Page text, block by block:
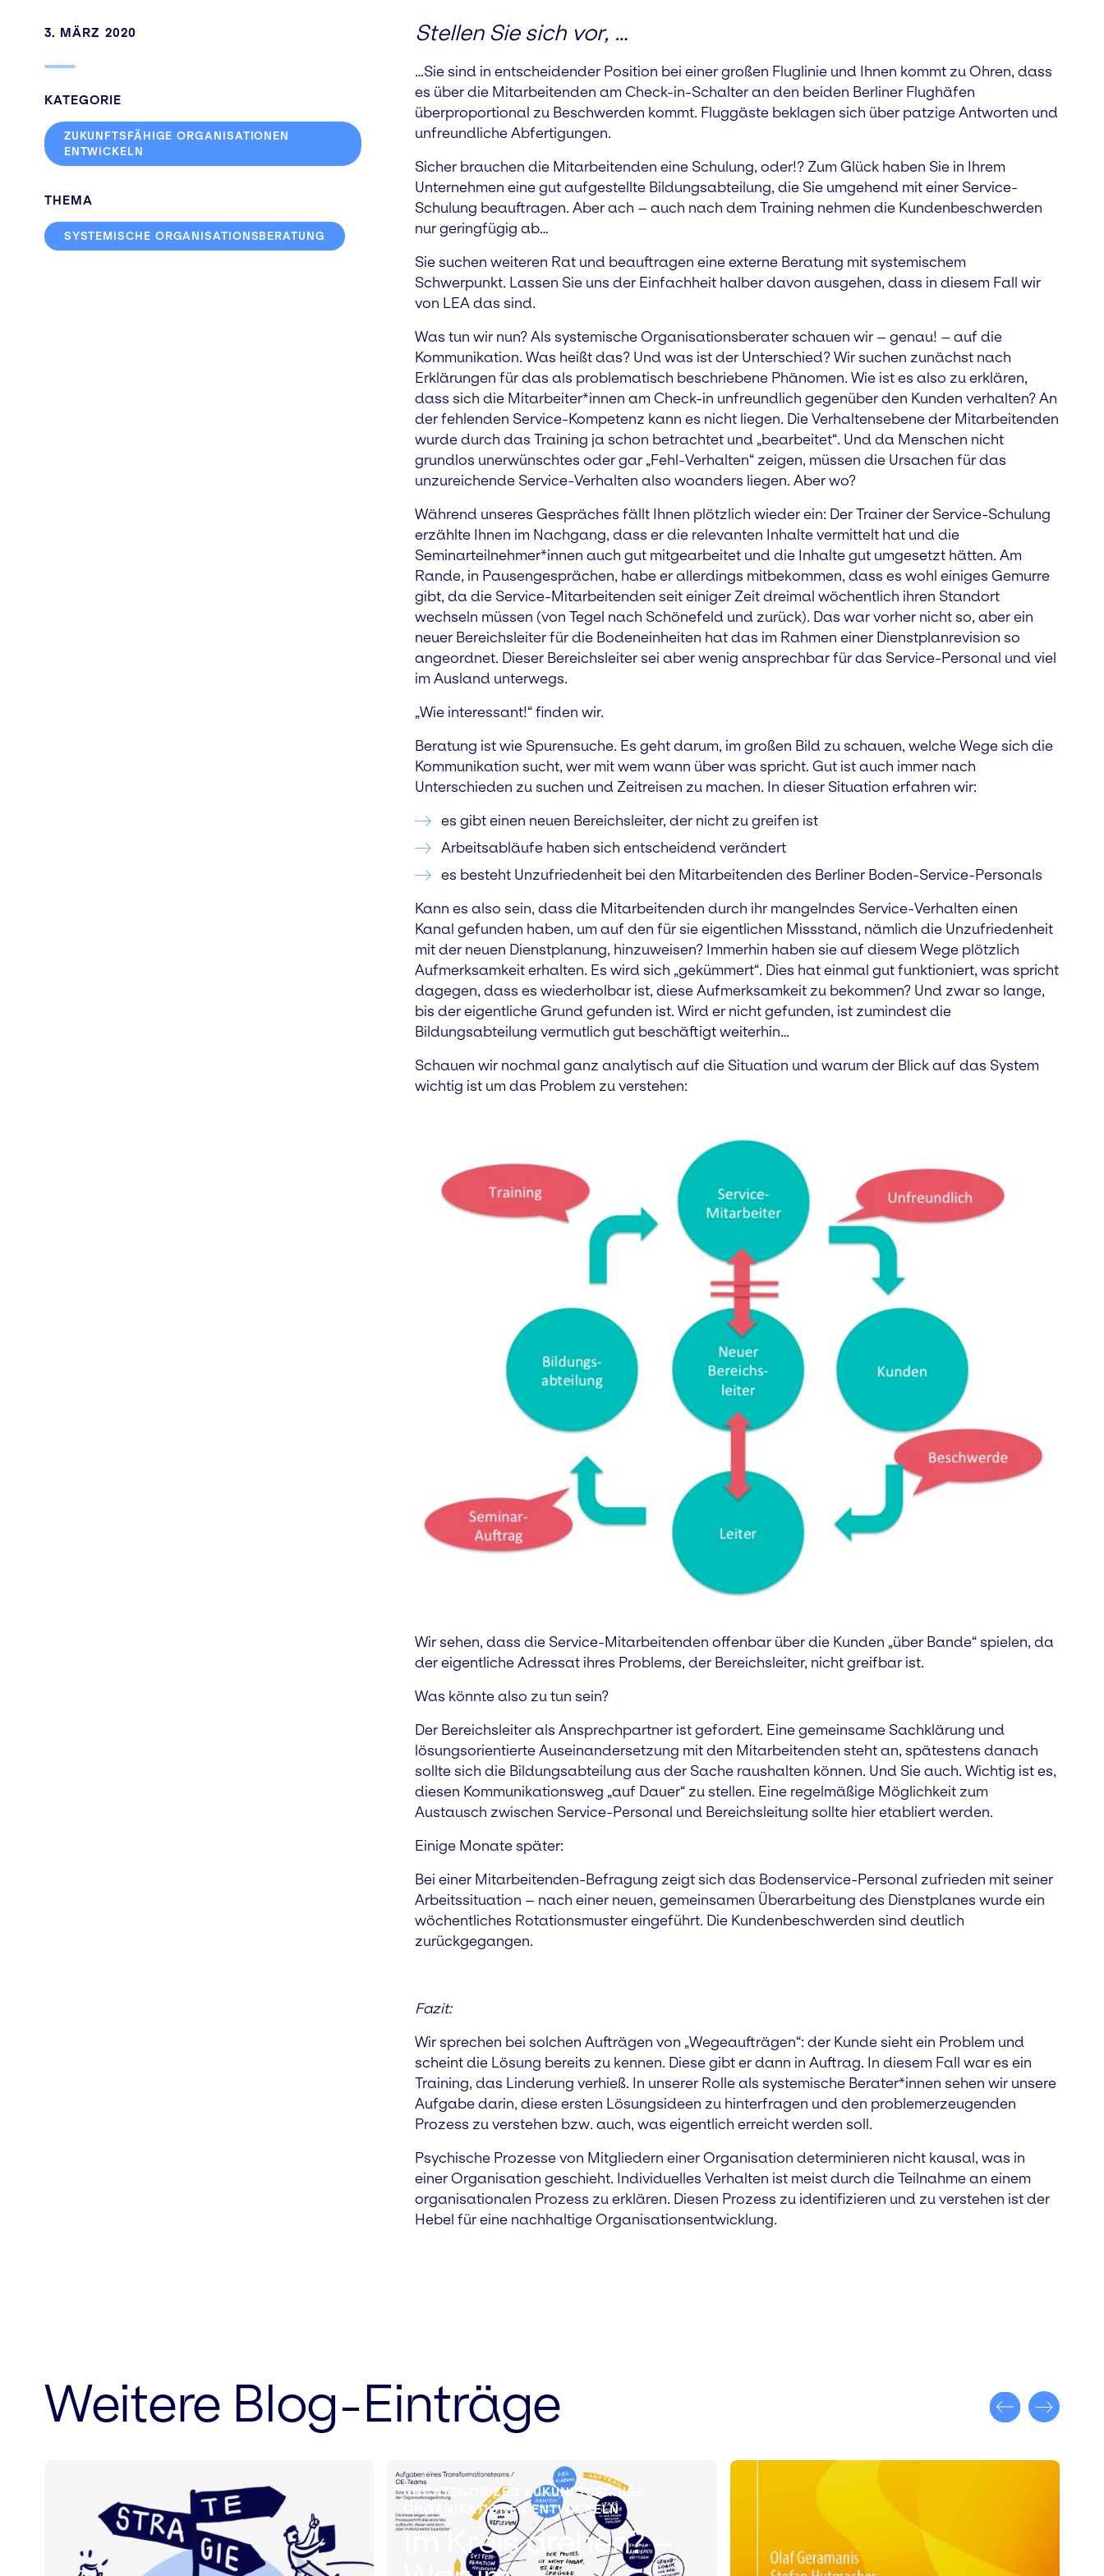
3. MÄRZ 2020
KATEGORIE
ZUKUNFTSFÄHIGE ORGANISATIONEN
ENTWICKELN
THEMA
SYSTEMISCHE ORGANISATIONSBERATUNG
Stellen Sie sich vor, …
…Sie sind in entscheidender Position bei einer großen Fluglinie und Ihnen kommt zu Ohren, dass
es über die Mitarbeitenden am Check-in-Schalter an den beiden Berliner Flughäfen
überproportional zu Beschwerden kommt. Fluggäste beklagen sich über patzige Antworten und
unfreundliche Abfertigungen.
Sicher brauchen die Mitarbeitenden eine Schulung, oder!? Zum Glück haben Sie in Ihrem
Unternehmen eine gut aufgestellte Bildungsabteilung, die Sie umgehend mit einer Service-
Schulung beauftragen. Aber ach – auch nach dem Training nehmen die Kundenbeschwerden
nur geringfügig ab…
Sie suchen weiteren Rat und beauftragen eine externe Beratung mit systemischem
Schwerpunkt. Lassen Sie uns der Einfachheit halber davon ausgehen, dass in diesem Fall wir
von LEA das sind.
Was tun wir nun? Als systemische Organisationsberater schauen wir – genau! – auf die
Kommunikation. Was heißt das? Und was ist der Unterschied? Wir suchen zunächst nach
Erklärungen für das als problematisch beschriebene Phänomen. Wie ist es also zu erklären,
dass sich die Mitarbeiter*innen am Check-in unfreundlich gegenüber den Kunden verhalten? An
der fehlenden Service-Kompetenz kann es nicht liegen. Die Verhaltensebene der Mitarbeitenden
wurde durch das Training ja schon betrachtet und „bearbeitet“. Und da Menschen nicht
grundlos unerwünschtes oder gar „Fehl-Verhalten“ zeigen, müssen die Ursachen für das
unzureichende Service-Verhalten also woanders liegen. Aber wo?
Während unseres Gespräches fällt Ihnen plötzlich wieder ein: Der Trainer der Service-Schulung
erzählte Ihnen im Nachgang, dass er die relevanten Inhalte vermittelt hat und die
Seminarteilnehmer*innen auch gut mitgearbeitet und die Inhalte gut umgesetzt hätten. Am
Rande, in Pausengesprächen, habe er allerdings mitbekommen, dass es wohl einiges Gemurre
gibt, da die Service-Mitarbeitenden seit einiger Zeit dreimal wöchentlich ihren Standort
wechseln müssen (von Tegel nach Schönefeld und zurück). Das war vorher nicht so, aber ein
neuer Bereichsleiter für die Bodeneinheiten hat das im Rahmen einer Dienstplanrevision so
angeordnet. Dieser Bereichsleiter sei aber wenig ansprechbar für das Service-Personal und viel
im Ausland unterwegs.
„Wie interessant!“ finden wir.
Beratung ist wie Spurensuche. Es geht darum, im großen Bild zu schauen, welche Wege sich die
Kommunikation sucht, wer mit wem wann über was spricht. Gut ist auch immer nach
Unterschieden zu suchen und Zeitreisen zu machen. In dieser Situation erfahren wir:
es gibt einen neuen Bereichsleiter, der nicht zu greifen ist
Arbeitsabläufe haben sich entscheidend verändert
es besteht Unzufriedenheit bei den Mitarbeitenden des Berliner Boden-Service-Personals
Kann es also sein, dass die Mitarbeitenden durch ihr mangelndes Service-Verhalten einen
Kanal gefunden haben, um auf den für sie eigentlichen Missstand, nämlich die Unzufriedenheit
mit der neuen Dienstplanung, hinzuweisen? Immerhin haben sie auf diesem Wege plötzlich
Aufmerksamkeit erhalten. Es wird sich „gekümmert“. Dies hat einmal gut funktioniert, was spricht
dagegen, dass es wiederholbar ist, diese Aufmerksamkeit zu bekommen? Und zwar so lange,
bis der eigentliche Grund gefunden ist. Wird er nicht gefunden, ist zumindest die
Bildungsabteilung vermutlich gut beschäftigt weiterhin…
Schauen wir nochmal ganz analytisch auf die Situation und warum der Blick auf das System
wichtig ist um das Problem zu verstehen:
Wir sehen, dass die Service-Mitarbeitenden offenbar über die Kunden „über Bande“ spielen, da
der eigentliche Adressat ihres Problems, der Bereichsleiter, nicht greifbar ist.
Was könnte also zu tun sein?
Der Bereichsleiter als Ansprechpartner ist gefordert. Eine gemeinsame Sachklärung und
lösungsorientierte Auseinandersetzung mit den Mitarbeitenden steht an, spätestens danach
sollte sich die Bildungsabteilung aus der Sache raushalten können. Und Sie auch. Wichtig ist es,
diesen Kommunikationsweg „auf Dauer“ zu stellen. Eine regelmäßige Möglichkeit zum
Austausch zwischen Service-Personal und Bereichsleitung sollte hier etabliert werden.
Einige Monate später:
Bei einer Mitarbeitenden-Befragung zeigt sich das Bodenservice-Personal zufrieden mit seiner
Arbeitssituation – nach einer neuen, gemeinsamen Überarbeitung des Dienstplanes wurde ein
wöchentliches Rotationsmuster eingeführt. Die Kundenbeschwerden sind deutlich
zurückgegangen.
Fazit:
Wir sprechen bei solchen Aufträgen von „Wegeaufträgen“: der Kunde sieht ein Problem und
scheint die Lösung bereits zu kennen. Diese gibt er dann in Auftrag. In diesem Fall war es ein
Training, das Linderung verhieß. In unserer Rolle als systemische Berater*innen sehen wir unsere
Aufgabe darin, diese ersten Lösungsideen zu hinterfragen und den problemerzeugenden
Prozess zu verstehen bzw. auch, was eigentlich erreicht werden soll.
Psychische Prozesse von Mitgliedern einer Organisation determinieren nicht kausal, was in
einer Organisation geschieht. Individuelles Verhalten ist meist durch die Teilnahme an einem
organisationalen Prozess zu erklären. Diesen Prozess zu identifizieren und zu verstehen ist der
Hebel für eine nachhaltige Organisationsentwicklung.
Weitere Blog-Einträge
UNCATEGORIZED ZUKUNFTSFÄHIGE
ORGANISATIONEN ENTWICKELN
Im Kreis drehen? –